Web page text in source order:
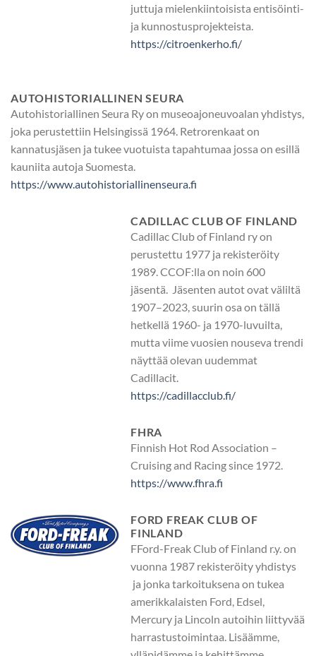
juttuja mielenkiintoisista entisöinti-
ja kunnostusprojekteista.
https://citroenkerho.fi/
AUTOHISTORIALLINEN SEURA
Autohistoriallinen Seura Ry on museoajoneuvoalan yhdistys,
joka perustettiin Helsingissä 1964. Retrorenkaat on
kannatusjäsen ja tukee vuotuista tapahtumaa jossa on esillä
kauniita autoja Suomesta.
https://www.autohistoriallinenseura.fi
CADILLAC CLUB OF FINLAND
Cadillac Club of Finland ry on
perustettu 1977 ja rekisteröity
1989. CCOF:lla on noin 600
jäsentä. Jäsenten autot ovat väliltä
1907–2023, suurin osa on tällä
hetkellä 1960- ja 1970-luvuilta,
mutta viime vuosien nouseva trendi
näyttää olevan uudemmat
Cadillacit.
https://cadillacclub.fi/
FHRA
Finnish Hot Rod Association –
Cruising and Racing since 1972.
https://www.fhra.fi
FORD FREAK CLUB OF
FINLAND
FFord-Freak Club of Finland r.y. on
vuonna 1987 rekisteröity yhdistys
ja jonka tarkoituksena on tukea
amerikkalaisten Ford, Edsel,
Mercury ja Lincoln autoihin liittyvää
harrastustoimintaa. Lisäämme,